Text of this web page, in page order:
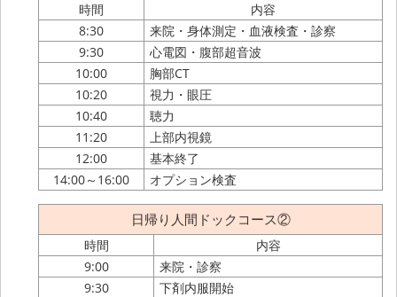
時間
内容
8:30
来院・身体測定・血液検査・診察
9:30
心電図・腹部超音波
10:00
胸部CT
10:20
視力・眼圧
10:40
聴力
11:20
上部内視鏡
12:00
基本終了
14:00～16:00
オプション検査
日帰り人間ドックコース②
時間
内容
9:00
来院・診察
9:30
下剤内服開始